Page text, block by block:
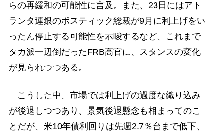
らの再緩和の可能性に言及。また、23日にはアト
ランタ連銀のボスティック総裁が9月に利上げをい
ったん停止する可能性を示唆するなど、これまで
タカ派一辺倒だったFRB高官に、スタンスの変化
が見られつつある。
こうした中、市場では利上げの過度な織り込み
が後退しつつあり、景気後退懸念も相まってのこ
とだが、米10年債利回りは先週2.7％台まで低下、